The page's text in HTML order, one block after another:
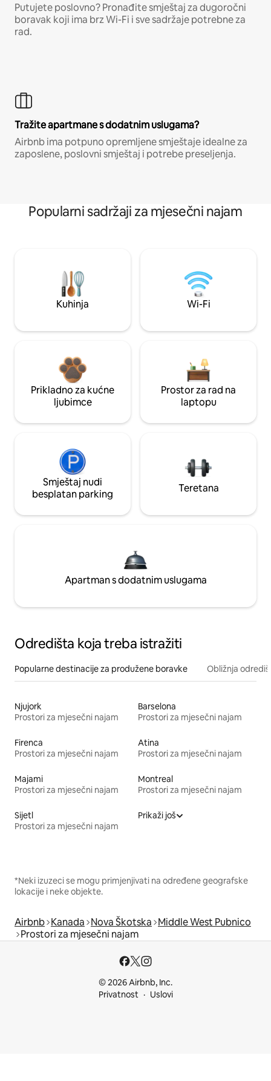
Putujete poslovno? Pronađite smještaj za dugoročni
boravak koji ima brz Wi-Fi i sve sadržaje potrebne za
rad.
Tražite apartmane s dodatnim uslugama?
Airbnb ima potpuno opremljene smještaje idealne za
zaposlene, poslovni smještaj i potrebe preseljenja.
Popularni sadržaji za mjesečni najam
Kuhinja Wi-Fi
Prikladno za kućne
ljubimce
Prostor za rad na
laptopu
Smještaj nudi
besplatan parking
Teretana
Apartman s dodatnim uslugama
Odredišta koja treba istražiti
Popularne destinacije za produžene boravke Obližnja
Njujork
Prostori za mjesečni najam
Barselona
Prostori za mjesečni najam
Firenca
Prostori za mjesečni najam
Atina
Prostori za mjesečni najam
Majami
Prostori za mjesečni najam
Montreal
Prostori za mjesečni najam
Sijetl
Prostori za mjesečni najam
Prikaži još
*Neki izuzeci se mogu primjenjivati na određene geografske
lokacije i neke objekte.
Airbnb Kanada Nova Škotska Middle West Pubnico
Prostori za mjesečni najam
© 2026 Airbnb, Inc.
Privatnost
Uslovi